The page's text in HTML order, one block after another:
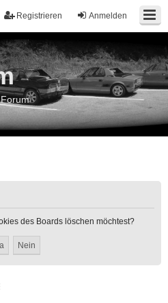
Anmelden
Registrieren
des Boards löschen möchtest?